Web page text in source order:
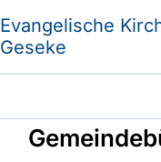
Evangelische
Geseke